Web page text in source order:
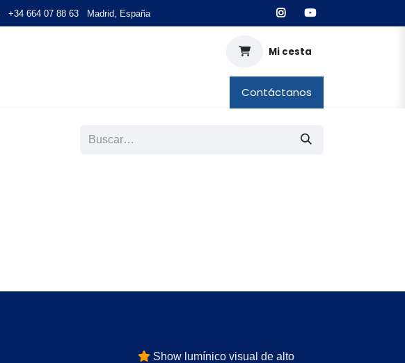
+34 664 07 88 63Madrid, España
Mi cesta
/ TODOS LOS PRODUCTOS /
Contáctanos
Show lumínico visual de alto